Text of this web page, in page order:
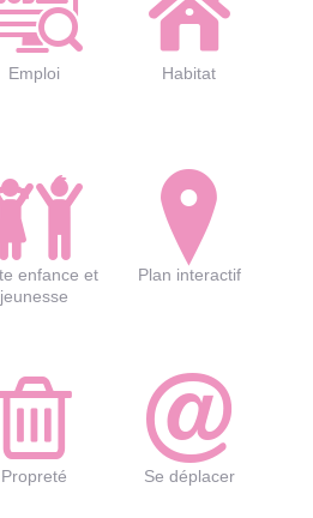
Emploi Habitat
jeunesse
Plan interactif
Propreté Se déplacer